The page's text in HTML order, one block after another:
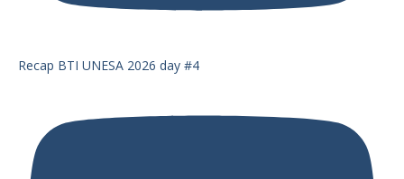
Recap BTI UNESA 2026 day #4